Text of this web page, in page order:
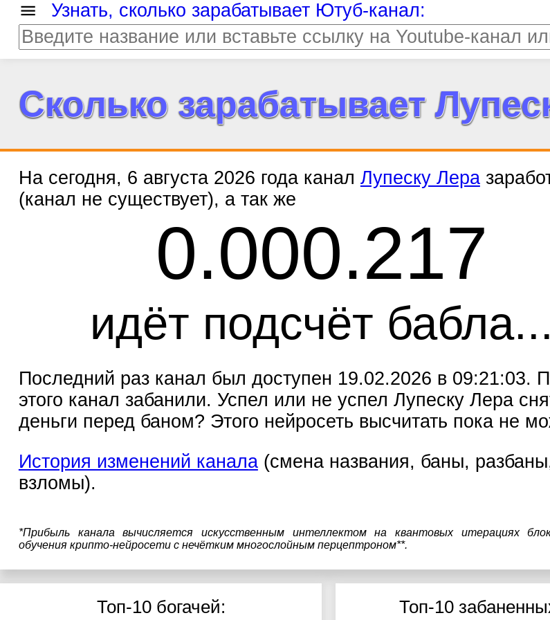
Узнать, сколько зарабатывает Ютуб-канал:
Сколько зарабатывает
На сегодня, 6 августа 2026 года канал Лупеску Лера
(канал не существует), а так же
0.000.217
идёт подсчёт бабла...
Последний раз канал был доступен 19.02.2026 в 09:21:03.
этого канал забанили. Успел или не успел Лупеску Лера
деньги перед баном? Этого нейросеть высчитать пока не
История изменений канала(смена названия, баны,
взломы).
*Прибыль канала вычисляется искусственным интеллектом на квантовых итерациях
обучения крипто-нейросети с нечётким многослойным перцептроном**.
Топ-10 богачей: Топ-10